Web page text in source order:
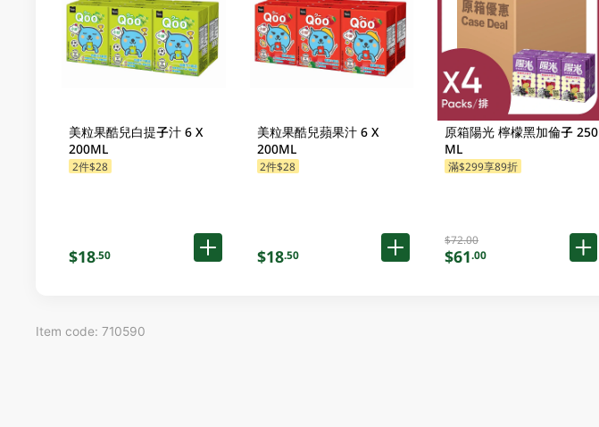
美粒果酷兒白提子汁 6 X
200ML
2件$28
$18.50
美粒果酷兒蘋果汁 6 X
200ML
2件$28
$18.50
原箱陽光 檸檬黑加倫子 250
ML
滿$299享89折
$72.00
$61.00
Item code: 710590